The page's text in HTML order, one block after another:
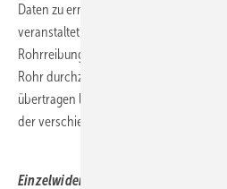
Daten zu ermitteln, haben
veranstaltet. Daraus entstanden
Rohrreibungsdruckverlusten. Der
Rohr durchzumessen und die
übertragen liegt im Wesentlichen in der
der verschiedenen Rohrinnenwände.
Einzelwiderstände